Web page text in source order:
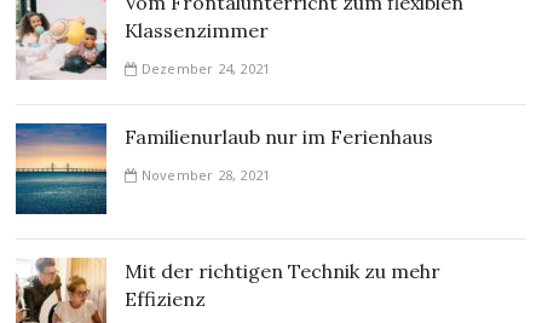
Klassenzimmer
Dezember 24, 2021
Familienurlaub nur im Ferienhaus
November 28, 2021
Mit der richtigen Technik zu mehr
Effizienz